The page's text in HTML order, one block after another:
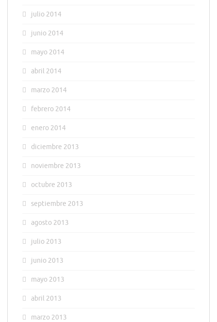
julio 2014
junio 2014
mayo 2014
abril 2014
marzo 2014
febrero 2014
enero 2014
diciembre 2013
noviembre 2013
octubre 2013
septiembre 2013
agosto 2013
julio 2013
junio 2013
mayo 2013
abril 2013
marzo 2013